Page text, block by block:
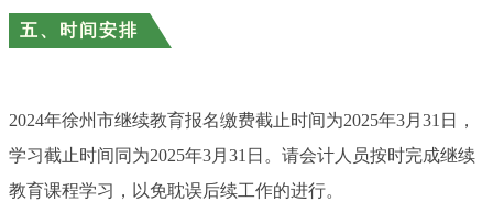
五、时间安排
2024年徐州市继续教育报名缴费截止时间为2025年3月31日，
学习截止时间同为2025年3月31日。请会计人员按时完成继续
教育课程学习，以免耽误后续工作的进行。